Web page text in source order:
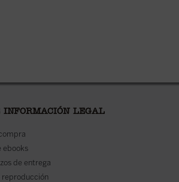
INFORMACIÓN LEGAL
ebooks
de entrega
reproducción